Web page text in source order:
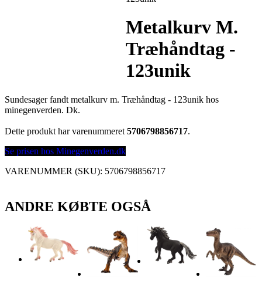
Metalkurv M.
Træhåndtag -
123unik
Sundesager fandt metalkurv m. Træhåndtag - 123unik hos
minegenverden. Dk.
Dette produkt har varenummeret 5706798856717.
Se prisen hos Minegenverden.dk
VARENUMMER (SKU): 5706798856717
ANDRE KØBTE OGSÅ